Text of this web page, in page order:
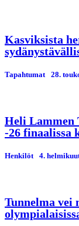
Kasviksista
Tapahtumat 28.
Heli Lammen
-26 finaalissa
Henkilöt 4.
Tunnelma vei